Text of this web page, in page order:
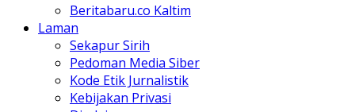
Beritabaru.co Kaltim
Laman
Sekapur Sirih
Pedoman Media Siber
Kode Etik Jurnalistik
Kebijakan Privasi